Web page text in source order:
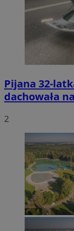
Pijana 32-
dachowała
2